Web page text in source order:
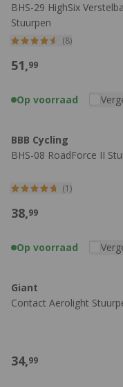
hebben.
Bekijk direct:
BHS-29 HighSix
Stuurpen
(8)
51,99
Op voorraad
BBB Cycling
BHS-08 RoadForce II
(1)
38,99
Op voorraad
Giant
Contact Aerolight
34,99